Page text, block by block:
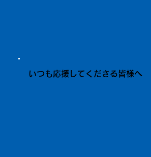
いつも応援してくださる皆様へ